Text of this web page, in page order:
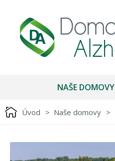
NAŠE DOMOVY
Úvod > Naše domovy >